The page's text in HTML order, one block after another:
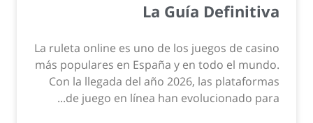
La Guía Definitiva
La ruleta online es uno de los juegos de casino
más populares en España y en todo el mundo.
Con la llegada del año 2026, las plataformas
de juego en línea han evolucionado para...